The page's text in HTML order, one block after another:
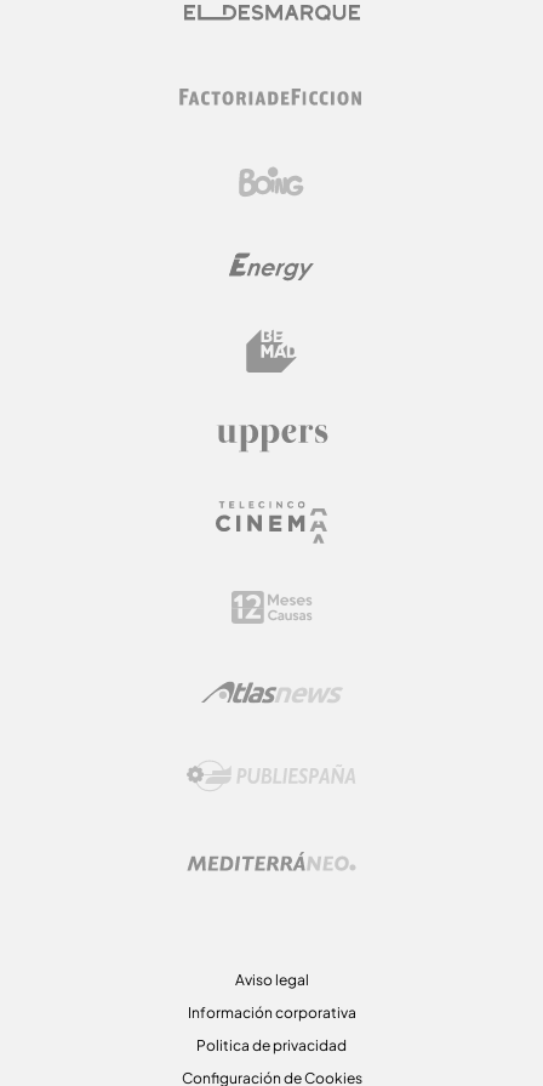
Aviso legal
Información corporativa
Politica de privacidad
Configuración de Cookies